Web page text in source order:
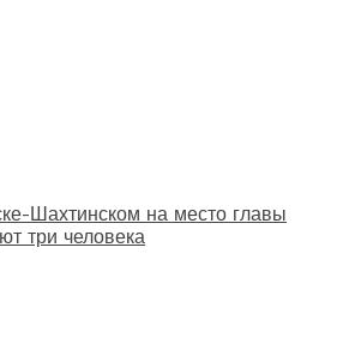
Шахтинском на место главы
три человека